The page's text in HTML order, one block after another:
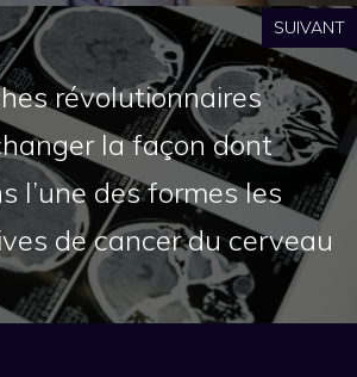
SUIVANT
révolutionnaires
la façon dont
l’une des formes les
de cancer du cerveau